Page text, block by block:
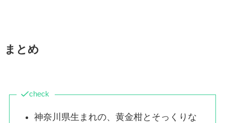
まとめ
check
神奈川県生まれの、黄金柑とそっくりな